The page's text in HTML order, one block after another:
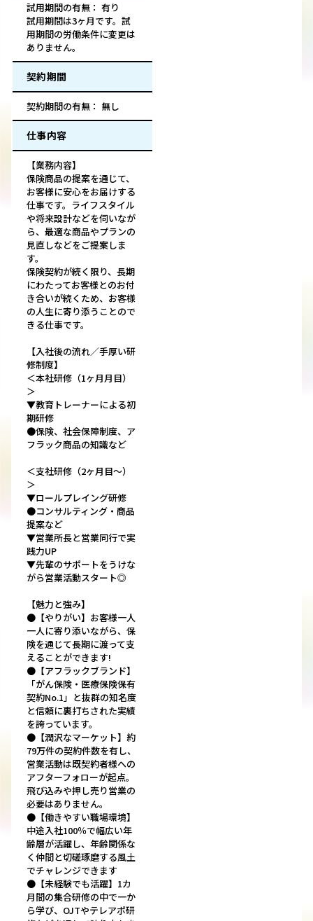
試用期間の有無： 有り
試用期間は3ヶ月です。試
用期間の労働条件に変更は
ありません。
契約期間
契約期間の有無： 無し
仕事内容
【業務内容】
保険商品の提案を通じて、
お客様に安心をお届けする
仕事です。ライフスタイル
や将来設計などを伺いなが
ら、最適な商品やプランの
見直しなどをご提案しま
す。
保険契約が続く限り、長期
にわたってお客様とのお付
き合いが続くため、お客様
の人生に寄り添うことので
きる仕事です。
【入社後の流れ／手厚い研
修制度】
＜本社研修（1ヶ月月目）
＞
▼教育トレーナーによる初
期研修
●保険、社会保障制度、ア
フラック商品の知識など
＜支社研修（2ヶ月目～）
＞
▼ロールプレイング研修
●コンサルティング・商品
提案など
▼営業所長と営業同行で実
践力UP
▼先輩のサポートをうけな
がら営業活動スタート◎
【魅力と強み】
●【やりがい】お客様一人
一人に寄り添いながら、保
険を通じて長期に渡って支
えることができます!
●【アフラックブランド】
「がん保険・医療保険保有
契約No.1」と抜群の知名度
と信頼に裏打ちされた実績
を誇っています。
●【潤沢なマーケット】約
79万件の契約件数を有し、
営業活動は既契約者様への
アフターフォローが起点。
飛び込みや押し売り営業の
必要はありません。
●【働きやすい職場環境】
中途入社100％で幅広い年
齢層が活躍し、年齢関係な
く仲間と切磋琢磨する風土
でチャレンジできます
●【未経験でも活躍】1カ
月間の集合研修の中で一か
ら学び、OJTやテレアポ研